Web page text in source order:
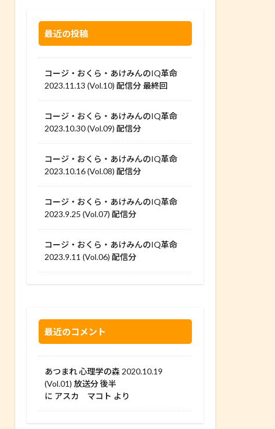
最近の投稿
コージ・おくら・あけみんのIQ革命
2023.11.13 (Vol.10) 配信分 最終回
コージ・おくら・あけみんのIQ革命
2023.10.30 (Vol.09) 配信分
コージ・おくら・あけみんのIQ革命
2023.10.16 (Vol.08) 配信分
コージ・おくら・あけみんのIQ革命
2023.9.25 (Vol.07) 配信分
コージ・おくら・あけみんのIQ革命
2023.9.11 (Vol.06) 配信分
最近のコメント
あつまれ 心理学の森 2020.10.19
(Vol.01) 放送分 後半
に アスカ マコト より